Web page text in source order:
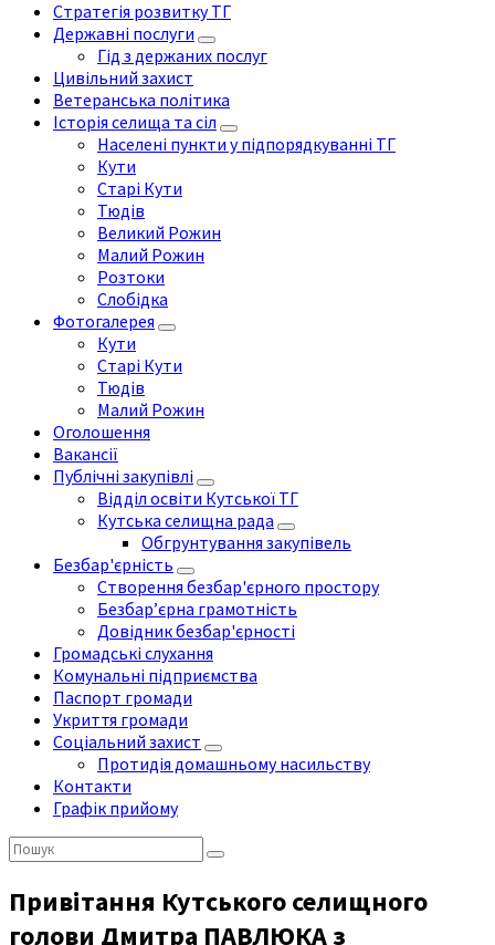
Стратегія розвитку ТГ
Державні послуги
Гід з держаних послуг
Цивільний захист
Ветеранська політика
Історія селища та сіл
Населені пункти у підпорядкуванні ТГ
Кути
Старі Кути
Тюдів
Великий Рожин
Малий Рожин
Розтоки
Слобідка
Фотогалерея
Кути
Старі Кути
Тюдів
Малий Рожин
Оголошення
Вакансії
Публічні закупівлі
Відділ освіти Кутської ТГ
Кутська селищна рада
Обгрунтування закупівель
Безбар'єрність
Створення безбар'єрного простору
Безбар’єрна грамотність
Довідник безбар'єрності
Громадські слухання
Комунальні підприємства
Паспорт громади
Укриття громади
Соціальний захист
Протидія домашньому насильству
Контакти
Графік прийому
Пошук:
Привітання Кутського селищного
голови Дмитра ПАВЛЮКА з